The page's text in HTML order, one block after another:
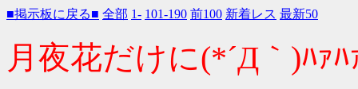
■掲示板に戻る■ 全部 1- 101-190 前100 新着レス 最新50
月夜花だけに(*´Д｀)ﾊｧﾊ